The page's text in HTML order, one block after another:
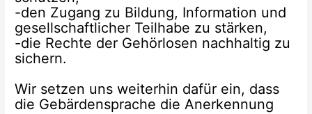
-den Zugang zu Bildung, Information und
gesellschaftlicher Teilhabe zu stärken,
-die Rechte der Gehörlosen nachhaltig zu
sichern.
Wir setzen uns weiterhin dafür ein, dass
die Gebärdensprache die Anerkennung